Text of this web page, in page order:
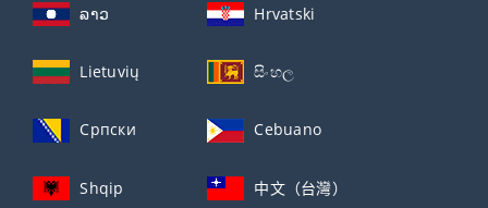
ລາວ Hrvatski
Lietuvių සිංහල
Српски Cebuano
Shqip 中文（台灣）